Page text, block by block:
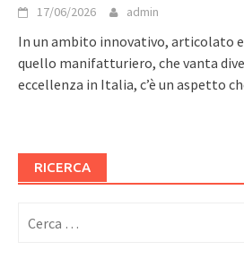
17/06/2026 admin
In un ambito innovativo, articolato
quello manifatturiero, che vanta
eccellenza in Italia, c’è un aspetto
RICERCA
per: